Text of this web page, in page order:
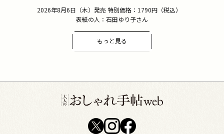
2026年8月6日（木）発売 特別価格：1790円（税込）
表紙の人：石田ゆり子さん
もっと見る